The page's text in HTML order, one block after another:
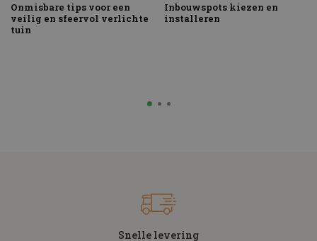
Onmisbare tips voor een
veilig en sfeervol verlichte
tuin
Inbouwspots kiezen en
installeren
Snelle levering